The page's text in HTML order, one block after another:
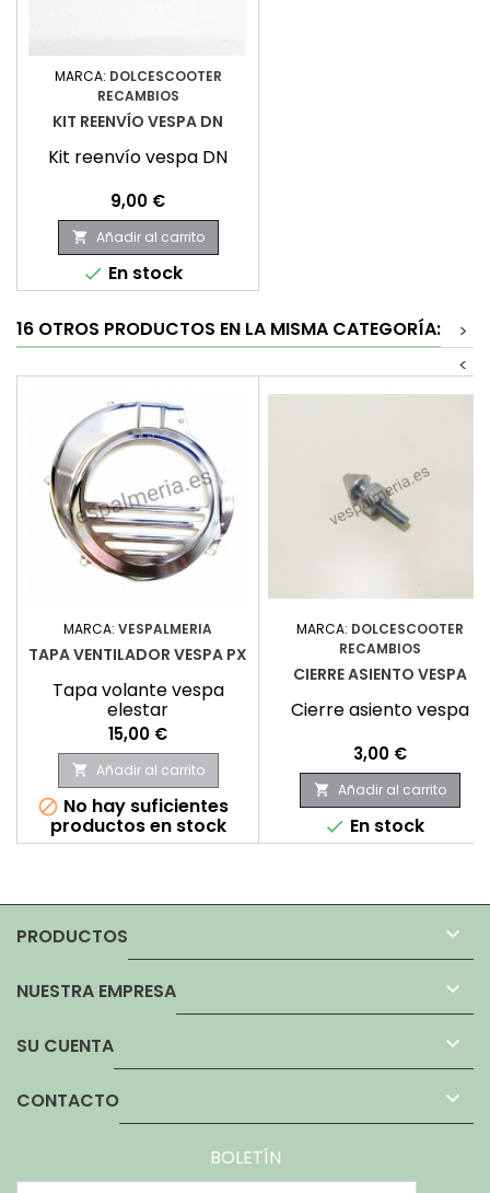
MARCA: DOLCESCOOTER
RECAMBIOS
KIT REENVÍO VESPA DN
Kit reenvío vespa DN
Precio
9,00 €
 Añadir al carrito
 En stock
16 OTROS PRODUCTOS EN LA MISMA CATEGORÍA:
>
<
MARCA: VESPALMERIA
TAPA VENTILADOR VESPA PX
Tapa volante vespa
elestar
Precio
15,00 €
 Añadir al carrito
 No hay suficientes
productos en stock
MARCA: DOLCESCOOTER
RECAMBIOS
CIERRE ASIENTO VESPA
Cierre asiento vespa
Precio
3,00 €
 Añadir al carrito
 En stock
PRODUCTOS 
NUESTRA EMPRESA 
SU CUENTA 
CONTACTO 
BOLETÍN